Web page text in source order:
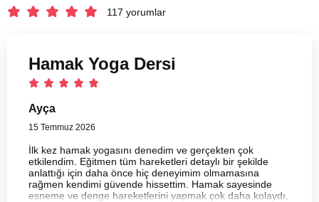
117 yorumlar
Hamak Yoga Dersi
Ayça
15 Temmuz 2026
İlk kez hamak yogasını denedim ve gerçekten çok
etkilendim. Eğitmen tüm hareketleri detaylı bir şekilde
anlattığı için daha önce hiç deneyimim olmamasına
rağmen kendimi güvende hissettim. Hamak sayesinde
esneme ve denge hareketlerini yapmak çok daha kolaydı,